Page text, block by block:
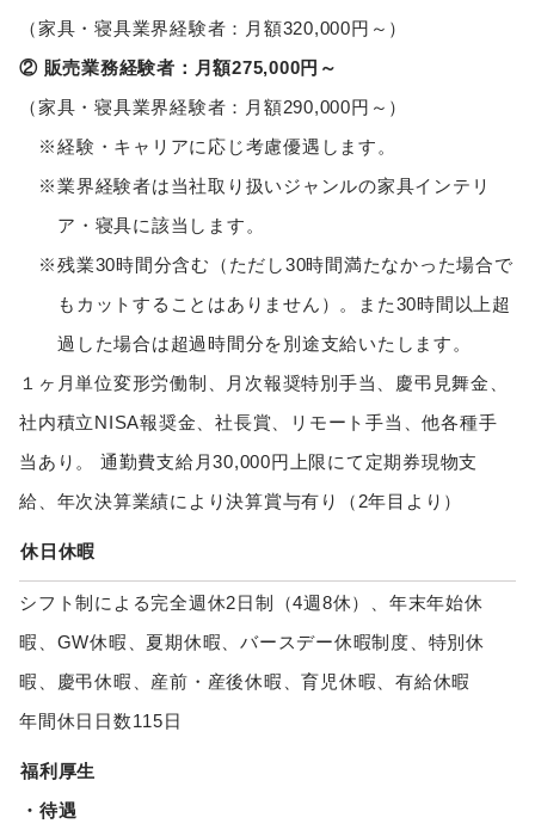
（家具・寝具業界経験者：月額320,000円～）
② 販売業務経験者：月額275,000円～
（家具・寝具業界経験者：月額290,000円～）
経験・キャリアに応じ考慮優遇します。
業界経験者は当社取り扱いジャンルの家具インテリ
ア・寝具に該当します。
残業30時間分含む（ただし30時間満たなかった場合で
もカットすることはありません）。また30時間以上超
過した場合は超過時間分を別途支給いたします。
１ヶ月単位変形労働制、月次報奨特別手当、慶弔見舞金、
社内積立NISA報奨金、社長賞、リモート手当、他各種手
当あり。 通勤費支給月30,000円上限にて定期券現物支
給、年次決算業績により決算賞与有り（2年目より）
休日休暇
シフト制による完全週休2日制（4週8休）、年末年始休
暇、GW休暇、夏期休暇、バースデー休暇制度、特別休
暇、慶弔休暇、産前・産後休暇、育児休暇、有給休暇
年間休日日数115日
福利厚生
・待遇